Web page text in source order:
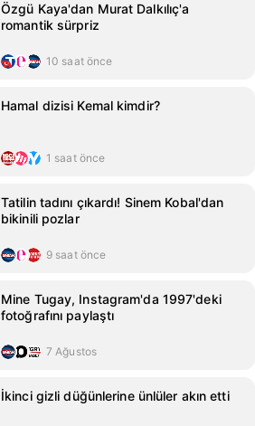
Özgü Kaya'dan Murat Dalkılıç'a
romantik sürpriz
10 saat önce
Hamal dizisi Kemal kimdir?
1 saat önce
Tatilin tadını çıkardı! Sinem Kobal'dan
bikinili pozlar
9 saat önce
Mine Tugay, Instagram'da 1997'deki
fotoğrafını paylaştı
7 Ağustos
İkinci gizli düğünlerine ünlüler akın etti